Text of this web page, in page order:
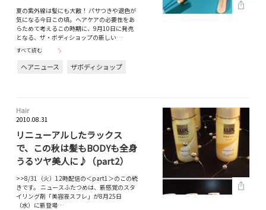
夏の紫外線は髪にも大敵！ パサつきや退色が
気になる今日この頃。ヘアケアの必要性をあ
らためて考えるこの時期に、9月10日に発売
となる、ザ・ボディショップの新しい…
すべて読む
ヘアニュース ザボディショップ
Hair
2010.08.31
リニューアルしたラックス
で、この秋は髪もBODYも全身
うるツヤ美人に♪（part2）
>>8/31（火）12時配信の＜part1＞のこの続
きです。 ニュースふたつめは、新感覚のスタ
イリング剤「美容液スフレ」が8月25日
（水）に新登場…